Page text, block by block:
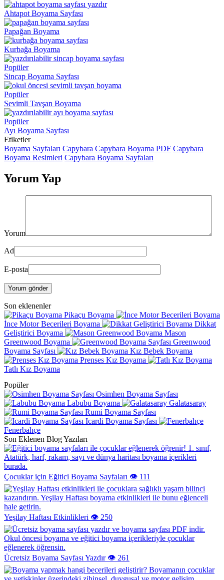
Ahtapot Boyama Sayfası
Papağan Boyama
Kurbağa Boyama
Popüler
Sincap Boyama Sayfası
Popüler
Sevimli Tavşan Boyama
Popüler
Ayı Boyama Sayfası
Etiketler
Boyama Sayfaları Capybara Capybara Boyama PDF Capybara
Boyama Resimleri Capybara Boyama Sayfaları
Yorum Yap
Yorum
Ad
E-posta
Yorum gönder
Son eklenenler
Pikaçu Boyama
İnce Motor Becerileri Boyama
Dikkat
Geliştirici Boyama
Mason
Greenwood Boyama
Greenwood
Boyama Sayfası
Kız Bebek Boyama
Prenses Kız Boyama
Tatlı Kız Boyama
Popüler
Osimhen Boyama Sayfası
Labubu Boyama
Galatasaray
Rumi Boyama Sayfası
Icardi Boyama Sayfası
Fenerbahçe
Son Eklenen Blog Yazıları
Çocuklar için Eğitici Boyama Sayfaları 👁️ 111
Yeşilay Haftası Etkinlikleri 👁️ 250
Ücretsiz Boyama Sayfası Yazdır 👁️ 261